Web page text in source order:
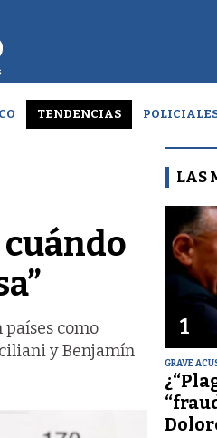
TENDENCIAS
como
y Benjamín
LAS
1
GRAVE